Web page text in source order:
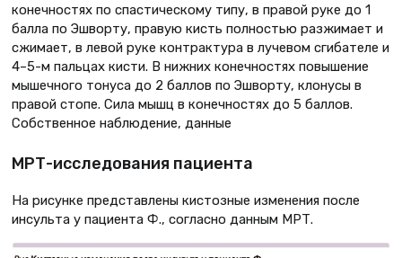
конечностях по спастическому типу, в правой руке до 1
балла по Эшворту, правую кисть полностью разжимает и
сжимает, в левой руке контрактура в лучевом сгибателе и
4–5-м пальцах кисти. В нижних конечностях повышение
мышечного тонуса до 2 баллов по Эшворту, клонусы в
правой стопе. Сила мышц в конечностях до 5 баллов.
Собственное наблюдение, данные
МРТ-исследования пациента
На рисунке представлены кистозные изменения после
инсульта у пациента Ф., согласно данным МРТ.